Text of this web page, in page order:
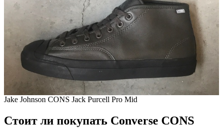
Jake Johnson CONS Jack Purcell Pro Mid
Стоит ли покупать Converse CONS